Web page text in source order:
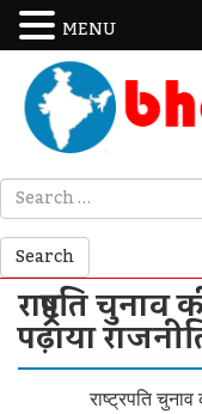
राष्ट्रपति
पढ़ाया
राष्ट्रपति
MENU